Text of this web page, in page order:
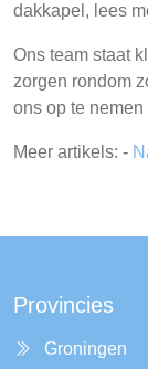
dakkapel, lees
Ons team staat
zorgen rondom
ons op te
Meer artikels: -
Provincies
Groningen